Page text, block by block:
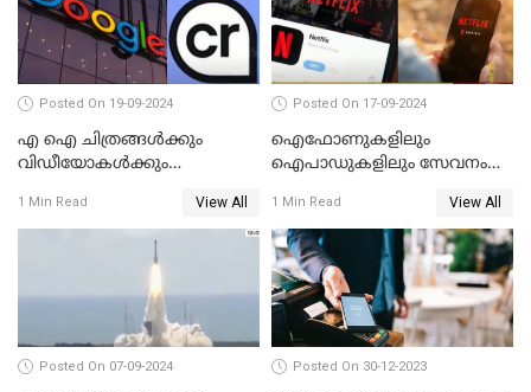
Posted On 19-09-2024
എ ഐ ചിത്രങ്ങള്‍ക്കും
വിഡീയോകള്‍ക്കും
1 Min Read View All
Posted On 17-09-2024
ഐഫോണുകളിലും
ഐപാഡുകളിലും സേവനം
നെറ്റ്ഫ്‌ളിക്‌സ്
1 Min Read View All
Posted On 07-09-2024 Posted On 30-12-2023